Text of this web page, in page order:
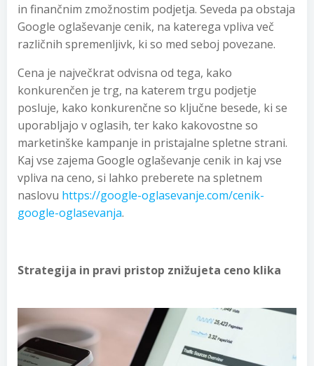
in finančnim zmožnostim podjetja. Seveda pa obstaja
Google oglaševanje cenik, na katerega vpliva več
različnih spremenljivk, ki so med seboj povezane.
Cena je največkrat odvisna od tega, kako
konkurenčen je trg, na katerem trgu podjetje
posluje, kako konkurenčne so ključne besede, ki se
uporabljajo v oglasih, ter kako kakovostne so
marketinške kampanje in pristajalne spletne strani.
Kaj vse zajema Google oglaševanje cenik in kaj vse
vpliva na ceno, si lahko preberete na spletnem
naslovu https://google-oglasevanje.com/cenik-
google-oglasevanja.
Strategija in pravi pristop znižujeta ceno klika